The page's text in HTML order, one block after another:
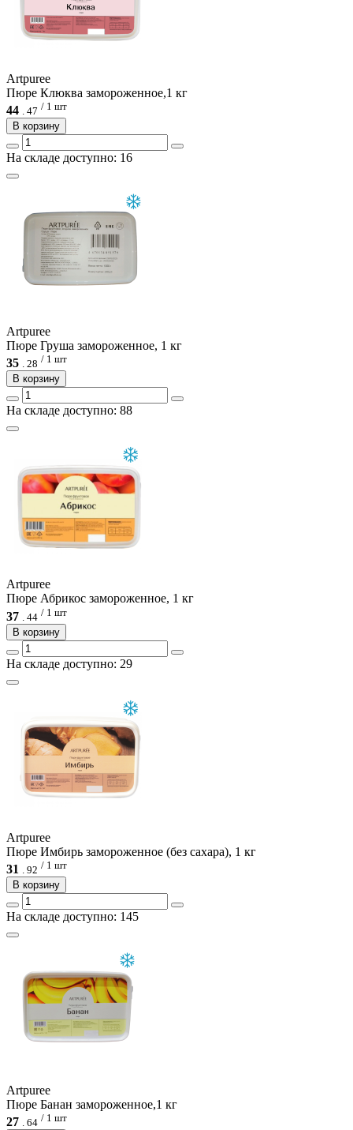
Artpuree
Пюре Клюква замороженное,1 кг
44 . 47 / 1 шт
В корзину
На складе доступно: 16
Artpuree
Пюре Груша замороженное, 1 кг
35 . 28 / 1 шт
В корзину
На складе доступно: 88
Artpuree
Пюре Абрикос замороженное, 1 кг
37
44 / 1 шт
В корзину
На складе доступно: 29
Artpuree
Пюре Имбирь замороженное (без сахара), 1 кг
31 . 92 / 1 шт
В корзину
На складе доступно: 145
Artpuree
Пюре Банан замороженное,1 кг
27 . 64 / 1 шт